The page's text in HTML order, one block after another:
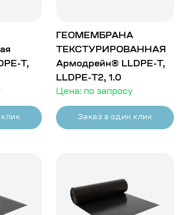
T,
ГЕОМЕМБРАНА
ТЕКСТУРИРОВАННАЯ
Армодрейн® LLDPE-T,
LLDPE-T2, 1.0
Цена: по запросу
Заказ в один клик